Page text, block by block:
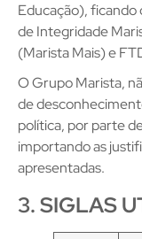
Educação),
de Integridade
(Marista Mais) e
O Grupo Marista,
de
política, por parte
importando as
apresentadas.
3. SIGLAS